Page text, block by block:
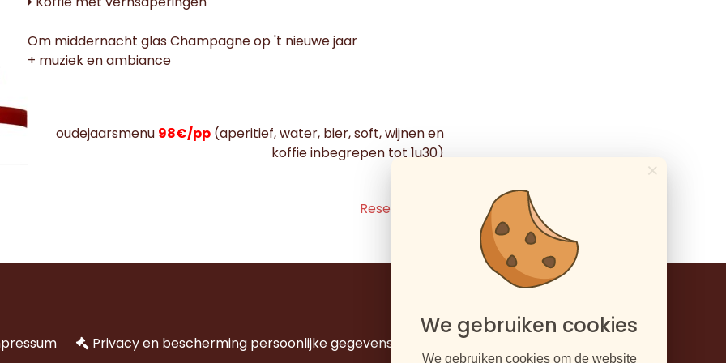
Om middernacht glas Champagne op 't nieuwe jaar
+ muziek en ambiance
oudejaarsmenu 98€/pp (aperitief, water, bier, soft, wijnen en
koffie inbegrepen tot 1u30)
Reserveer nu
Privacy en bescherming persoonlijke gegevens
×
We gebruiken cookies
We gebruiken cookies om de website